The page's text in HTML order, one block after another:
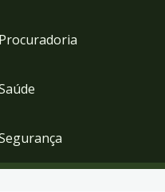
Procuradoria